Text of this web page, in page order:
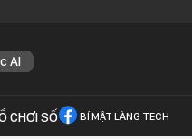
AI
CHƠI SỐ BÍ MẬT LÀNG TECH